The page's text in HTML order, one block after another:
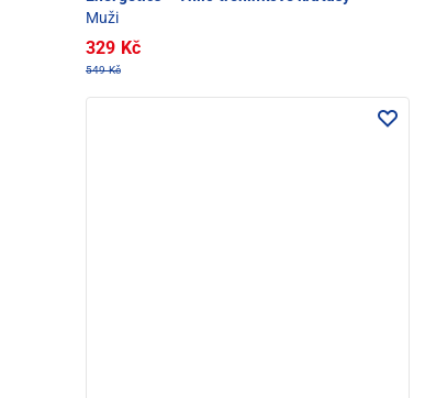
Muži
329 Kč
549 Kč